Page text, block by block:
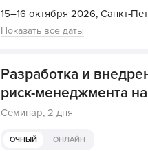
15–16 октября 2026,Санкт-
Показать все даты
Разработка и
риск-менеджмента
Семинар,2 дня
ОЧНЫЙ ОНЛАЙН